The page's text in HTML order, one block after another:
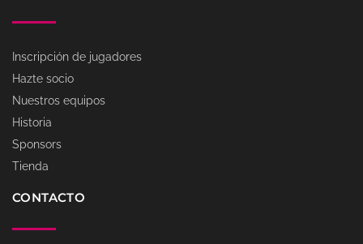
Inscripción de jugadores
Hazte socio
Nuestros equipos
Historia
Sponsors
Tienda
CONTACTO